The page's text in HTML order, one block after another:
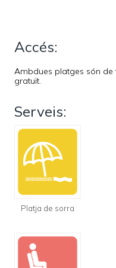
Accés:
Ambdues platges són de
gratuït.
Serveis:
Platja de sorra